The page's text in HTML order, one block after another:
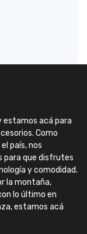
estamos acá para
Como
país, nos
para que disfrutes
y comodidad.
la montaña,
lo último en
estamos acá